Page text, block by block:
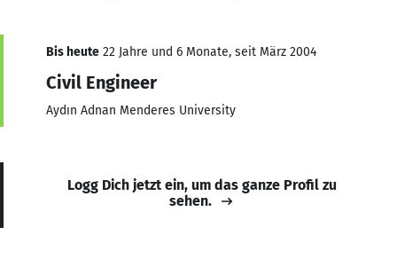
Bis heute 22 Jahre und 6 Monate, seit März 2004
Civil Engineer
Aydın Adnan Menderes University
Logg Dich jetzt ein, um das ganze Profil zu
sehen.